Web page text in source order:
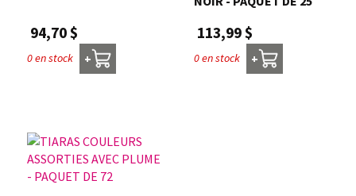
94,70 $
0 en stock +
113,99 $
0 en stock +